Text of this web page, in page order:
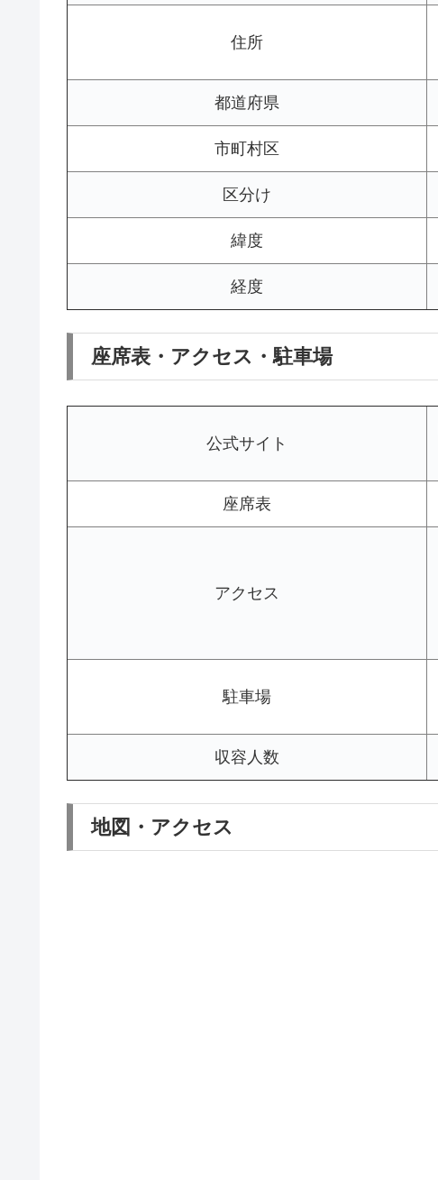
住所
都道府県
市町村区
区分け
緯度
経度
座席表・アクセス・駐車場
公式サイト
座席表
アクセス
駐車場
収容人数
地図・アクセス